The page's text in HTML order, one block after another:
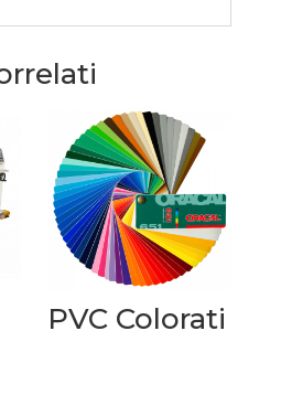
PVC Colorati